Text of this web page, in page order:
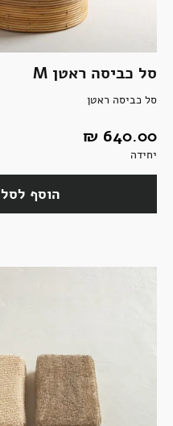
סל כביסה ראטן M
סל כביסה ראטן
640.00 ‏₪
יחידה
הוסף לסל